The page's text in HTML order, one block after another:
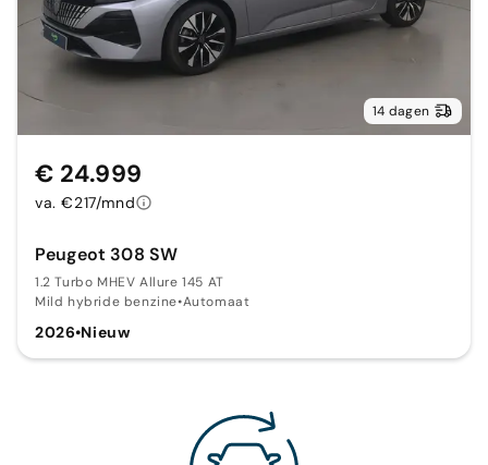
14 dagen
Peugeot 308 SW
1.2 Turbo MHEV Allure 145 AT
Mild hybride benzine•Automaat
2026•Nieuw
€ 24.999
va. €217/mnd